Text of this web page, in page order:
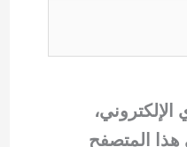
هذا المتصفح